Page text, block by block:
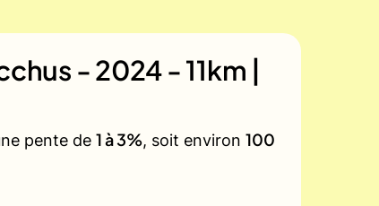
- 2024 - 11km |
pente de 1 à 3%, soit environ 100